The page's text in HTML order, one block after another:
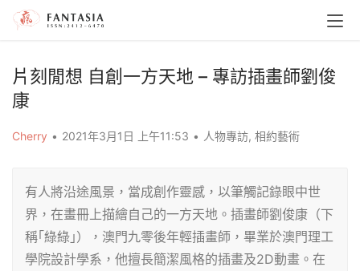
片刻閒想 自創一方天地 – 專訪插畫師劉俊
康
Cherry • 2021年3月1日 上午11:53 • 人物專訪, 相約藝術
有人將沿途風景，當成創作靈感，以筆觸記錄眼中世
界，在畫冊上描繪自己的一方天地。插畫師劉俊康（下
稱｢綠綠｣），澳門九零後年輕插畫師，畢業於澳門理工
學院設計學系，他擅長簡潔風格的插畫及2D動畫。在